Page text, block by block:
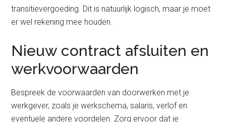
transitievergoeding. Dit is natuurlijk logisch, maar je moet
er wel rekening mee houden.
Nieuw contract afsluiten en
werkvoorwaarden
Bespreek de voorwaarden van doorwerken met je
werkgever, zoals je werkschema, salaris, verlof en
eventuele andere voordelen. Zorg ervoor dat je